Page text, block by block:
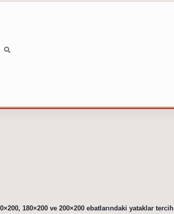
180×200 ve 200×200 ebatlarındaki yataklar tercih